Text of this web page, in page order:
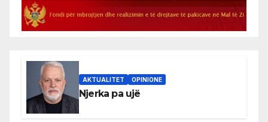
AKTUALITET OPINIONE
Njerka pa ujë